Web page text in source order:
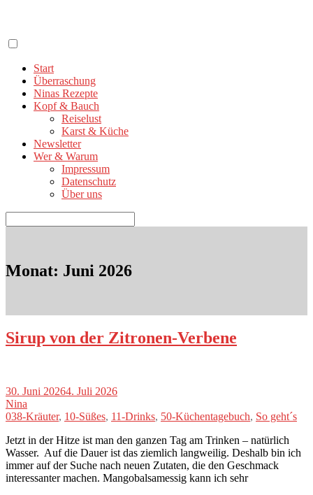
springen
Start
Überraschung
Ninas Rezepte
Kopf & Bauch
Reiselust
Karst & Küche
Newsletter
Wer & Warum
Impressum
Datenschutz
Über uns
nach:
Monat: Juni 2026
Sirup von der Zitronen-Verbene
30. Juni 20264. Juli 2026
Nina
038-Kräuter, 10-Süßes, 11-Drinks, 50-Küchentagebuch, So geht´s
Jetzt in der Hitze ist man den ganzen Tag am Trinken – natürlich
Wasser. Auf die Dauer ist das ziemlich langweilig. Deshalb bin ich
immer auf der Suche nach neuen Zutaten, die den Geschmack
interessanter machen. Mangobalsamessig kann ich sehr